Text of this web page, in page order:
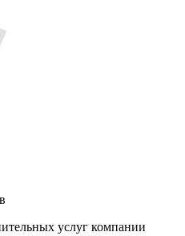
услуг компании